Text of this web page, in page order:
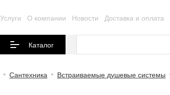
Услуги О компании Новости Доставка и оплата
Каталог
Сантехника Встраиваемые душевые системы